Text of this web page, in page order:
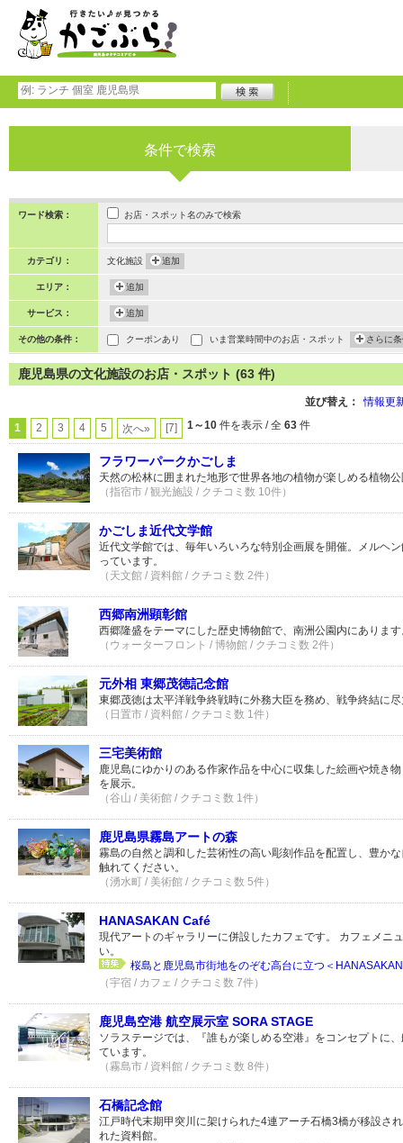
条件で検索
ワード検索： お店・スポット名のみで検索
カテゴリ： 文化施設 追加
エリア： 追加
サービス： 追加
その他の条件： クーポンあり いま営業時間中のお店・スポット さらに
鹿児島県の文化施設のお店・スポット (63 件)
並び替え： 情報更
1 2 3 4 5 次へ» [7] 1～10 件を表示 / 全 63 件
フラワーパークかごしま
天然の松林に囲まれた地形で世界各地の植物が楽しめる植物
（指宿市 / 観光施設 / クチコミ数 10件）
かごしま近代文学館
近代文学館では、毎年いろいろな特別企画展を開催。メルヘ
っています。
（天文館 / 資料館 / クチコミ数 2件）
西郷南洲顕彰館
西郷隆盛をテーマにした歴史博物館で、南洲公園内にありま
（ウォーターフロント / 博物館 / クチコミ数 2件）
元外相 東郷茂徳記念館
東郷茂徳は太平洋戦争終戦時に外務大臣を務め、戦争終結に
（日置市 / 資料館 / クチコミ数 1件）
三宅美術館
鹿児島にゆかりのある作家作品を中心に収集した絵画や焼き
を展示。
（谷山 / 美術館 / クチコミ数 1件）
鹿児島県霧島アートの森
霧島の自然と調和した芸術性の高い彫刻作品を配置し、豊か
触れてください。
（湧水町 / 美術館 / クチコミ数 5件）
HANASAKAN Café
現代アートのギャラリーに併設したカフェです。 カフェメニ
い。
桜島と鹿児島市街地をのぞむ高台に立つ＜
（宇宿 / カフェ / クチコミ数 7件）
鹿児島空港 航空展示室 SORA STAGE
ソラステージでは、『誰もが楽しめる空港』をコンセプトに
ています。
（霧島市 / 資料館 / クチコミ数 8件）
石橋記念館
江戸時代末期甲突川に架けられた4連アーチ石橋3橋が移設さ
れた資料館。